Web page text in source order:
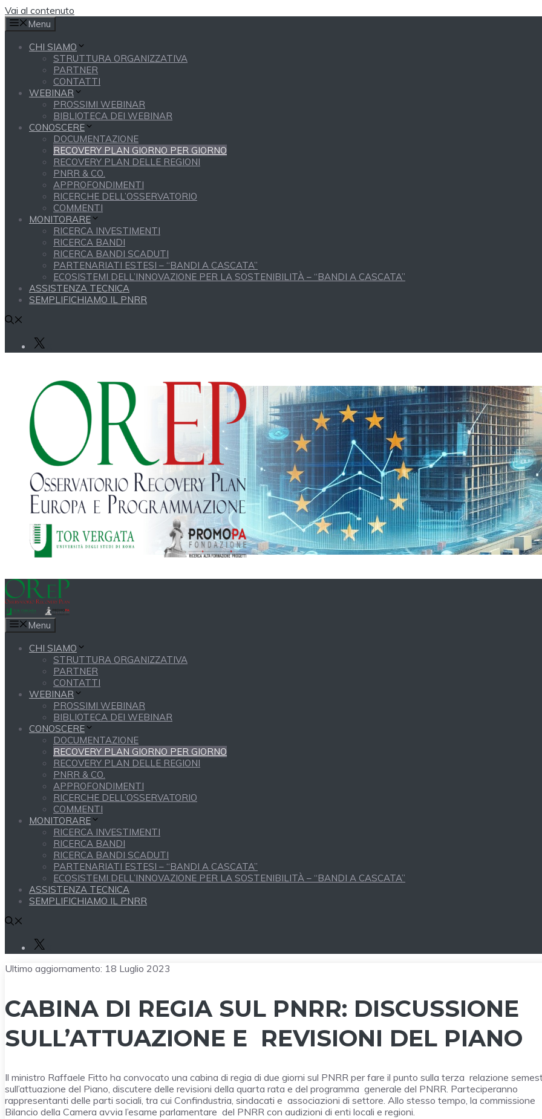
Vai al contenuto
Menu
CHI SIAMO
STRUTTURA ORGANIZZATIVA
PARTNER
CONTATTI
WEBINAR
PROSSIMI WEBINAR
BIBLIOTECA DEI WEBINAR
CONOSCERE
DOCUMENTAZIONE
RECOVERY PLAN GIORNO PER GIORNO
RECOVERY PLAN DELLE REGIONI
PNRR & CO.
APPROFONDIMENTI
RICERCHE DELL’OSSERVATORIO
COMMENTI
MONITORARE
RICERCA INVESTIMENTI
RICERCA BANDI
RICERCA BANDI SCADUTI
PARTENARIATI ESTESI – “BANDI A CASCATA”
ECOSISTEMI DELL’INNOVAZIONE PER LA SOSTENIBILITÀ – “BANDI A CASCATA”
ASSISTENZA TECNICA
SEMPLIFICHIAMO IL PNRR
Menu
CHI SIAMO
STRUTTURA ORGANIZZATIVA
PARTNER
CONTATTI
WEBINAR
PROSSIMI WEBINAR
BIBLIOTECA DEI WEBINAR
CONOSCERE
DOCUMENTAZIONE
RECOVERY PLAN GIORNO PER GIORNO
RECOVERY PLAN DELLE REGIONI
PNRR & CO.
APPROFONDIMENTI
RICERCHE DELL’OSSERVATORIO
COMMENTI
MONITORARE
RICERCA INVESTIMENTI
RICERCA BANDI
RICERCA BANDI SCADUTI
PARTENARIATI ESTESI – “BANDI A CASCATA”
ECOSISTEMI DELL’INNOVAZIONE PER LA SOSTENIBILITÀ – “BANDI A CASCATA”
ASSISTENZA TECNICA
SEMPLIFICHIAMO IL PNRR
Ultimo aggiornamento: 18 Luglio 2023
CABINA DI REGIA SUL PNRR: DISCUSSIONE
SULL’ATTUAZIONE E REVISIONI DEL PIANO
Il ministro Raffaele Fitto ha convocato una cabina di regia di due giorni sul PNRR per fare il punto sulla terza relazione
sull’attuazione del Piano, discutere delle revisioni della quarta rata e del programma generale del PNRR. Parteciperanno
rappresentanti delle parti sociali, tra cui Confindustria, sindacati e associazioni di settore. Allo stesso tempo, la commissione
Bilancio della Camera avvia l’esame parlamentare del PNRR con audizioni di enti locali e regioni.